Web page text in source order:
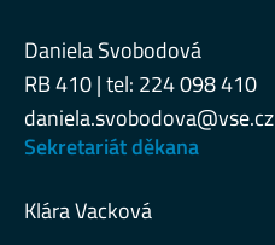
Daniela Svobodová
RB 410 | tel: 224 098 410
daniela.svobodova@vse.cz
Sekretariát děkana
Klára Vacková